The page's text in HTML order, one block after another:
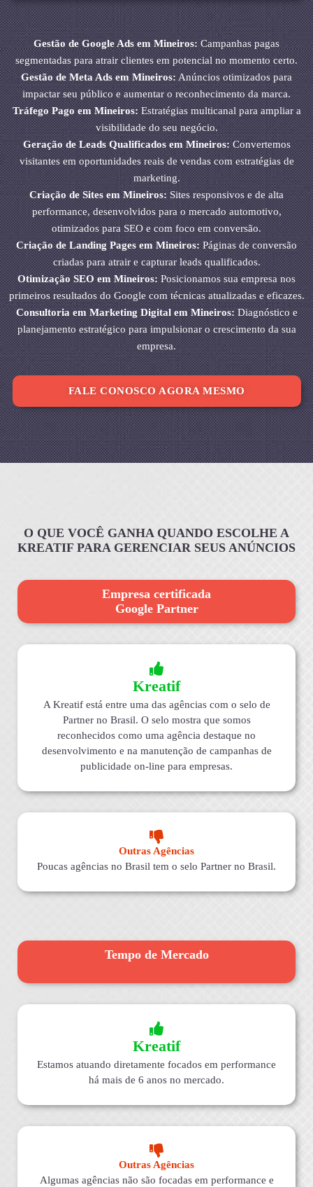
Gestão de Google Ads em Mineiros:Campanhas pagas
segmentadas para atrair clientes em potencial no momento certo.
Gestão de Meta Ads em Mineiros:Anúncios otimizados para
impactar seu público e aumentar o reconhecimento da marca.
Tráfego Pago em Mineiros:Estratégias multicanal para ampliar a
visibilidade do seu negócio.
Geração de Leads Qualificados em Mineiros:Convertemos
visitantes em oportunidades reais de vendas com estratégias de
marketing.
Criação de Sites em Mineiros:Sites responsivos e de alta
performance, desenvolvidos para o mercado automotivo,
otimizados para SEO e com foco em conversão.
Criação de Landing Pages em Mineiros:Páginas de conversão
criadas para atrair e capturar leads qualificados.
Otimização SEO em Mineiros:Posicionamos sua empresa nos
primeiros resultados do Google com técnicas atualizadas e eficazes.
Consultoria em Marketing Digital em Mineiros:Diagnóstico e
planejamento estratégico para impulsionar o crescimento da sua
empresa.
FALE CONOSCO AGORA MESMO
O QUE VOCÊ GANHA QUANDO ESCOLHE A
KREATIF PARA GERENCIAR SEUS ANÚNCIOS
Empresa certificada
Google Partner
Kreatif
A Kreatif está entre uma das agências com o selo de
Partner no Brasil. O selo mostra que somos
reconhecidos como uma agência destaque no
desenvolvimento e na manutenção de campanhas de
publicidade on-line para empresas.
Outras Agências
Poucas agências no Brasil tem o selo Partner no Brasil.
Tempo de Mercado
Kreatif
Estamos atuando diretamente focados em performance
há mais de 6 anos no mercado.
Outras Agências
Algumas agências não são focadas em performance e